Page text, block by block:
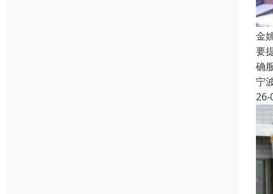
金
要
确
宁
26-